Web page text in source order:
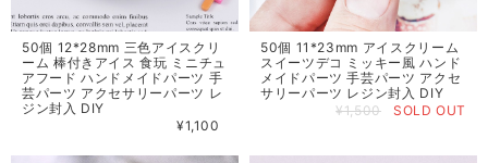
50個 12*28mm 三色アイスクリ
ーム 棒付きアイス 食玩 ミニチュ
アフード ハンドメイドパーツ 手
芸パーツ アクセサリーパーツ レ
ジン封入 DIY
¥1,100
50個 11*23mm アイスクリーム
スイーツデコ ミッキー風 ハンド
メイドパーツ 手芸パーツ アクセ
サリーパーツ レジン封入 DIY
¥1,500
SOLD OUT